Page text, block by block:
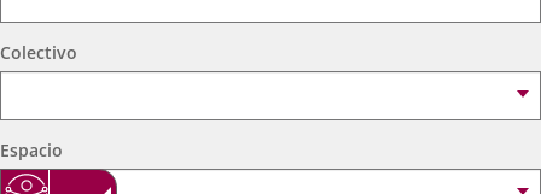
externa.externa.
Colectivo
Espacio